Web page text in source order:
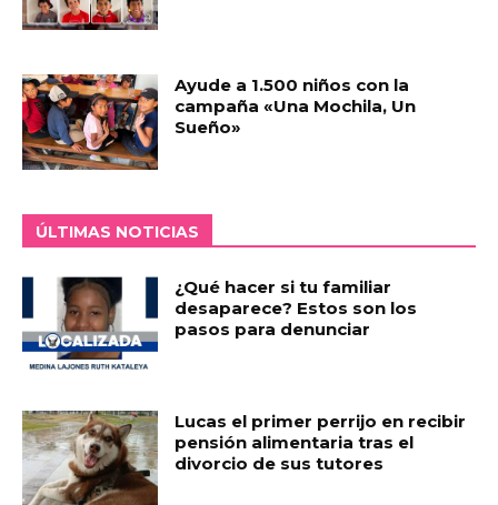
Ayude a 1.500 niños con la
campaña «Una Mochila, Un
Sueño»
ÚLTIMAS NOTICIAS
¿Qué hacer si tu familiar
desaparece? Estos son los
pasos para denunciar
Lucas el primer perrijo en recibir
pensión alimentaria tras el
divorcio de sus tutores